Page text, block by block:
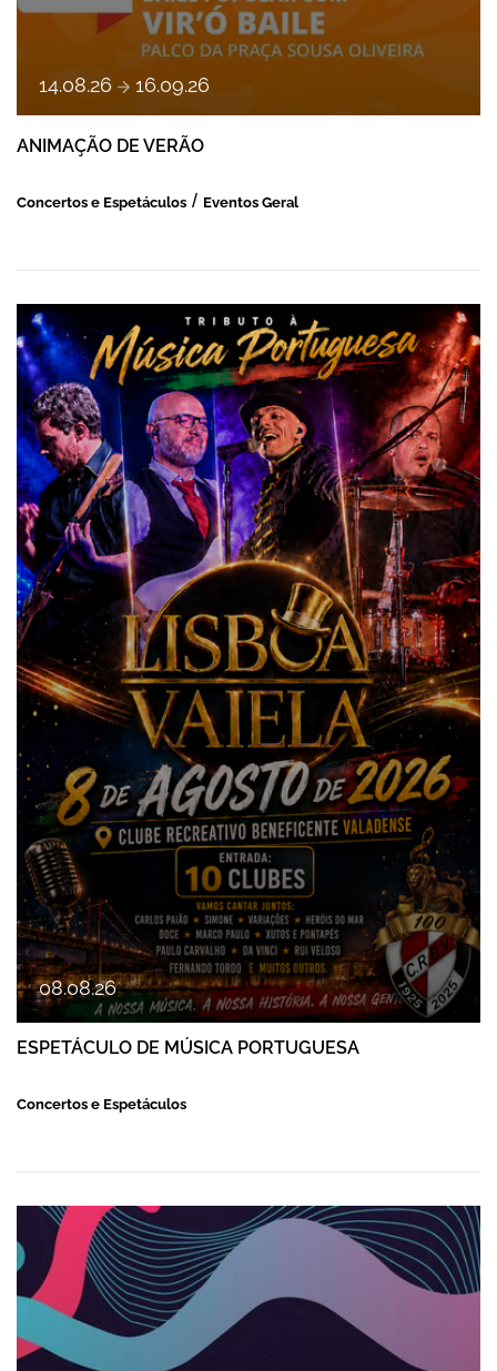
14.08.26 a 16.09.26
ANIMAÇÃO DE VERÃO
Concertos e Espetáculos Eventos Geral
ESPETÁCULO DE MÚSICA PORTUGUESA
08.08.26
ESPETÁCULO DE MÚSICA PORTUGUESA
Concertos e Espetáculos
FESTAS DE FAMALICÃO